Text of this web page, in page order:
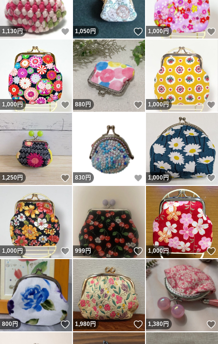
1,130円 いいね！
1,050円 いいね！
1,000円
1,000円 いいね！
880円 いいね！
1,000円
1,250円 いいね！
830 円 いいね！
1,000円
1,000円 いいね！
999円 いいね！
1,000円
800円 いいね！
1,980円 いいね！
1,380円